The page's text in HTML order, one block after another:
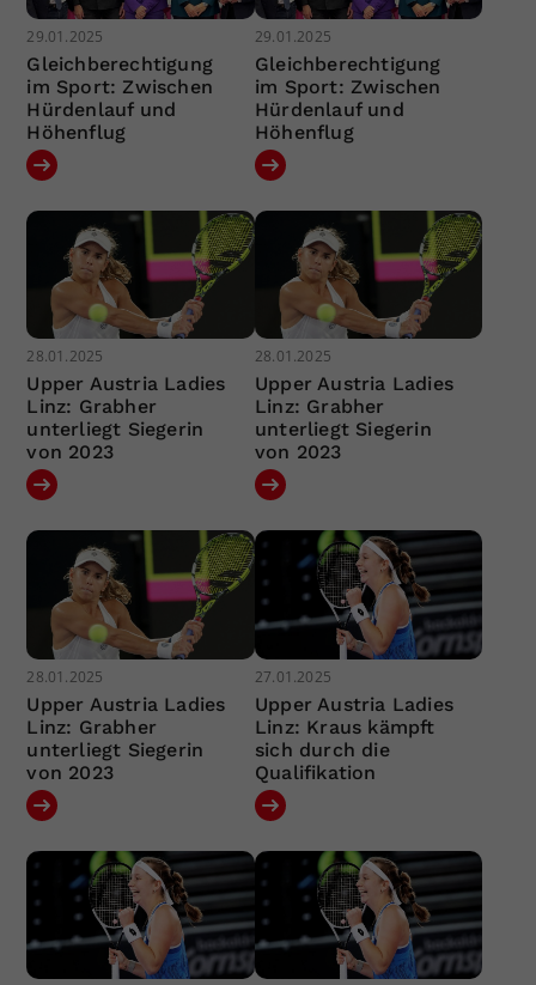
29.01.2025
Gleichberechtigung
im Sport: Zwischen
Hürdenlauf und
Höhenflug
29.01.2025
Gleichberechtigung
im Sport: Zwischen
Hürdenlauf und
Höhenflug
28.01.2025
Upper Austria Ladies
Linz: Grabher
unterliegt Siegerin
von 2023
28.01.2025
Upper Austria Ladies
Linz: Grabher
unterliegt Siegerin
von 2023
28.01.2025
Upper Austria Ladies
Linz: Grabher
unterliegt Siegerin
von 2023
27.01.2025
Upper Austria Ladies
Linz: Kraus kämpft
sich durch die
Qualifikation